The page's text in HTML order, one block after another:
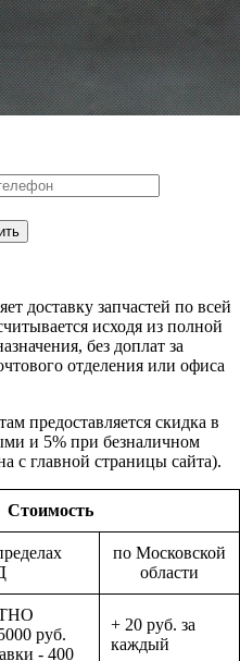
доставку запчастей по всей
исходя из полной
без доплат за
отделения или офиса
предоставляется скидка в
и 5% при безналичном
с главной страницы сайта).
Стоимость
по Московской
области
руб.
- 400
+ 20 руб. за
каждый